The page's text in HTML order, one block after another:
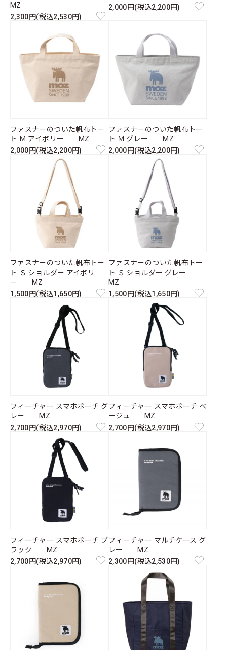
MZ
2,300円(税込2,530円)
2,000円(税込2,200円)
ファスナーのついた帆布トー
ト Ｍ アイボリー MZ
2,000円(税込2,200円)
ファスナーのついた帆布トー
ト Ｍ グレー MZ
2,000円(税込2,200円)
ファスナーのついた帆布トー
ト Ｓ ショルダー アイボリ
ー MZ
1,500円(税込1,650円)
ファスナーのついた帆布トー
ト Ｓ ショルダー グレー
MZ
1,500円(税込1,650円)
フィーチャー スマホポーチ グ
レー MZ
2,700円(税込2,970円)
フィーチャー スマホポーチ ベ
ージュ MZ
2,700円(税込2,970円)
フィーチャー スマホポーチ ブ
ラック MZ
2,700円(税込2,970円)
フィーチャー マルチケース グ
レー MZ
2,300円(税込2,530円)